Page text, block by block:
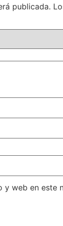
publicada.
web en este